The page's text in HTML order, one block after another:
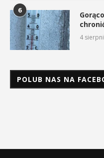
6
4
POLUB NAS NA